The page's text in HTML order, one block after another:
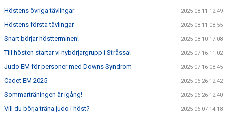
Höstens övriga tävlingar 2025-08-11 12:49
Höstens första tävlingar 2025-08-11 08:55
Snart börjar höstterminen! 2025-08-10 17:08
Till hösten startar vi nybörjargrupp i Stråssa! 2025-07-16 11:02
Judo EM för personer med Downs Syndrom 2025-07-16 08:45
Cadet EM 2025 2025-06-26 12:42
Sommarträningen är igång! 2025-06-26 12:40
Vill du börja träna judo i höst? 2025-06-07 14:18